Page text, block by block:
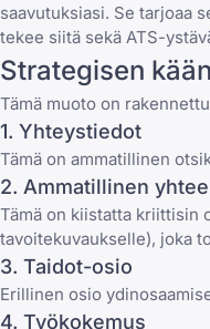
saavutuksiasi. Se tarjoaa
tekee siitä sekä ATS-
Strategisen
Tämä muoto on
1. Yhteystiedot
Tämä on ammatillinen
2. Ammatillinen
Tämä on kiistatta kriittisin
tavoitekuvaukselle), joka
3. Taidot-osio
Erillinen osio
4. Työkokemus